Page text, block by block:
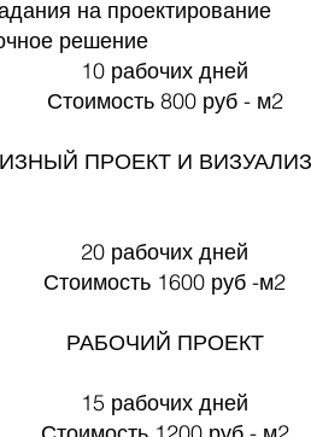
на проектирование
решение
10 рабочих дней
Стоимость 800 руб - м2
ПРОЕКТ И
20 рабочих дней
Стоимость 1600 руб -м2
РАБОЧИЙ ПРОЕКТ
15 рабочих дней